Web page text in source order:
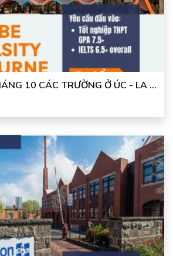
10 CÁC TRƯỜNG Ở ÚC - LA ...